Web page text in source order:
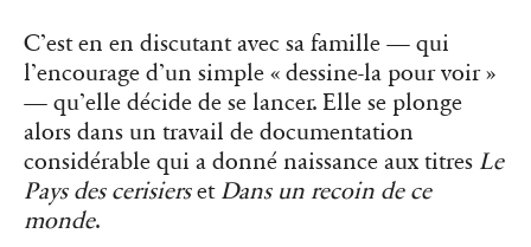
C’est en en discutant avec sa famille — qui
l’encourage d’un simple « dessine-la pour voir »
— qu’elle décide de se lancer. Elle se plonge
alors dans un travail de documentation
considérable qui a donné naissance aux titres Le
Pays des cerisierset Dans un recoin de ce
monde.